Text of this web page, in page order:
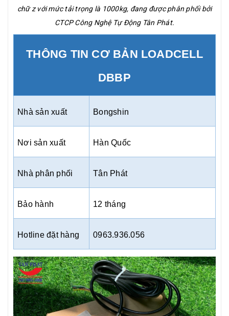
chữ z với mức tải trọng là 1000kg, đang được phân phối bởi
CTCP Công Nghệ Tự Động Tân Phát.
THÔNG TIN CƠ BẢN LOADCELL
DBBP
Nhà sản xuất Bongshin
Nơi sản xuất Hàn Quốc
Nhà phân phối Tân Phát
Bảo hành 12 tháng
Hotline đặt hàng 0963.936.056